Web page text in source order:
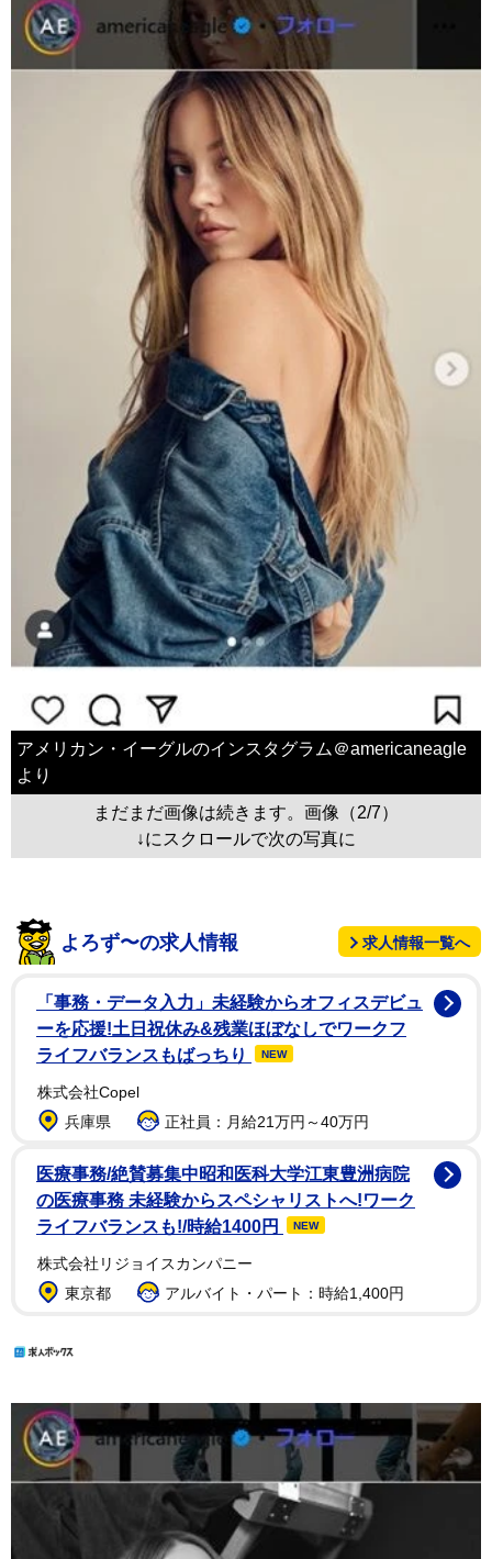
アメリカン・イーグルのインスタグラム＠americaneagle
より
まだまだ画像は続きます。画像（2/7）
↓にスクロールで次の写真に
よろず〜の求人情報 求人情報一覧へ
「事務・データ入力」未経験からオフィスデビュ
ーを応援!土日祝休み&残業ほぼなしでワークフ
ライフバランスもばっちり
NEW
株式会社Copel
兵庫県
正社員：月給21万円～40万円
医療事務/絶賛募集中昭和医科大学江東豊洲病院
の医療事務 未経験からスペシャリストへ!ワーク
ライフバランスも!/時給1400円
NEW
株式会社リジョイスカンパニー
東京都
アルバイト・パート：時給1,400円